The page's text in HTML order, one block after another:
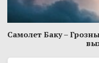
Самолет Баку –